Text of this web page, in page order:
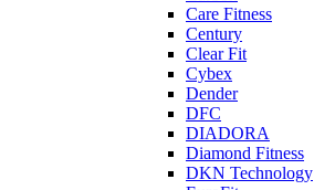
Care Fitness
Century
Clear Fit
Cybex
Dender
DFC
DIADORA
Diamond Fitness
DKN Technology